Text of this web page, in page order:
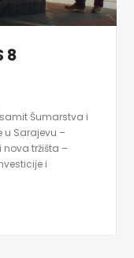
8
samit Šumarstva i
u Sarajevu –
nova tržišta –
i